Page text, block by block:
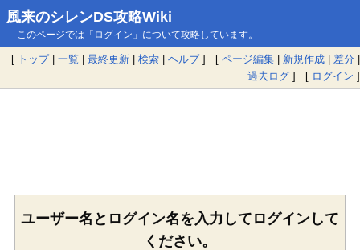
風来のシレンDS攻略Wiki
このページでは「ログイン」について攻略しています。
[ トップ| 一覧 | 最終更新 | 検索 | ヘルプ] [ ページ編集 | 新規作成 | 差分 |
過去ログ ] [ ログイン ]
ユーザー名とログイン名を入力してログインして
ください。